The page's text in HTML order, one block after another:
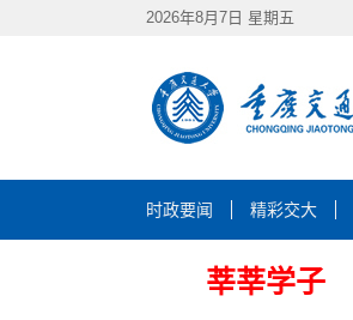
2026年8月7日 星期五
时政要闻 精彩交大
莘莘学子